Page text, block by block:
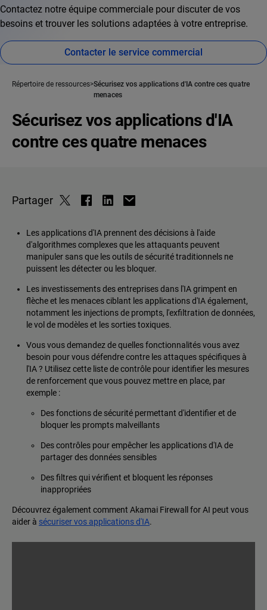
Contactez notre équipe commerciale pour discuter de vos
besoins et trouver les solutions adaptées à votre entreprise.
Contacter le service commercial
Répertoire de ressources Sécurisez vos applications d'IA contre ces quatre
menaces
Sécurisez vos applications d'IA
contre ces quatre menaces
Partager
Les applications d'IA prennent des décisions à l'aide
d'algorithmes complexes que les attaquants peuvent
manipuler sans que les outils de sécurité traditionnels ne
puissent les détecter ou les bloquer.
Les investissements des entreprises dans l'IA grimpent en
flèche et les menaces ciblant les applications d'IA également,
notamment les injections de prompts, l'exfiltration de données,
le vol de modèles et les sorties toxiques.
Vous vous demandez de quelles fonctionnalités vous avez
besoin pour vous défendre contre les attaques spécifiques à
l'IA ? Utilisez cette liste de contrôle pour identifier les mesures
de renforcement que vous pouvez mettre en place, par
exemple :
Des fonctions de sécurité permettant d'identifier et de
bloquer les prompts malveillants
Des contrôles pour empêcher les applications d'IA de
partager des données sensibles
Des filtres qui vérifient et bloquent les réponses
inappropriées
Découvrez également comment Akamai Firewall for AI peut vous
aider à sécuriser vos applications d'IA.